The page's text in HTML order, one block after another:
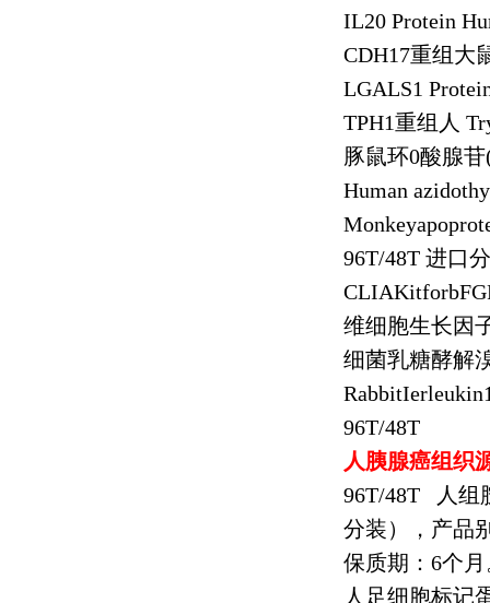
IL20 Protein
CDH17重组大
LGALS1
TPH1重组人
豚鼠环0酸腺苷
Human
96T/48T 进口
维细胞生长因
细菌乳糖酵解
96T/48T
人胰腺癌组织
96T/48T
人组
分装），产品
保质期： 6个月
人足细胞标记